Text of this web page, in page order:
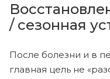
/ сезонная
После болезни и в
главная цель не